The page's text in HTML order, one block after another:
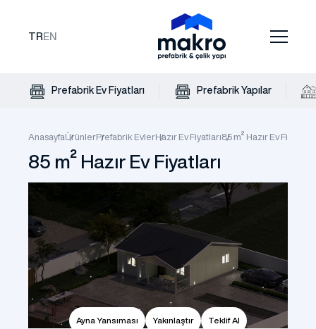
TR EN
Prefabrik Ev Fiyatları Prefabrik Yapılar
AnasayfaÜrünlerPrefabrik EvlerHazır Ev Fiyatları85 m² Hazır Ev Fiyatları
85 m² Hazır Ev Fiyatları
Ayna Yansıması Yakınlaştır Teklif Al